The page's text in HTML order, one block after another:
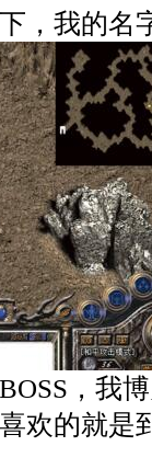
，我的名
，我
欢的就是